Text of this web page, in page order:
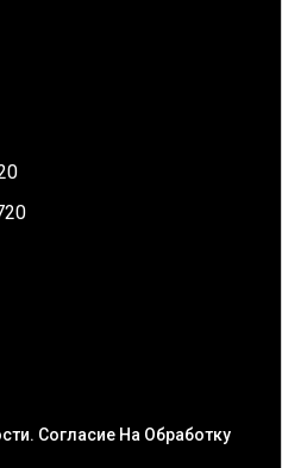
Согласие На Обработку